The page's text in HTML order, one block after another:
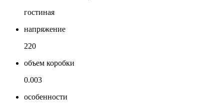
гостиная
напряжение
220
объем коробки
0.003
особенности